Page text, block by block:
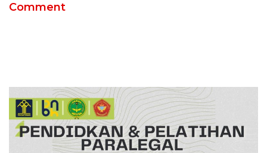
Comment